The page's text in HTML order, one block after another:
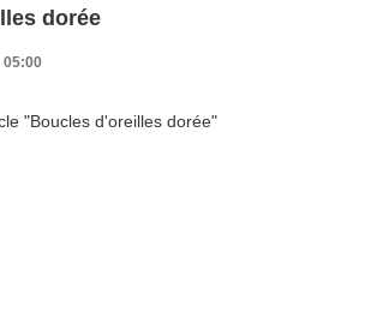
dorée
05:00